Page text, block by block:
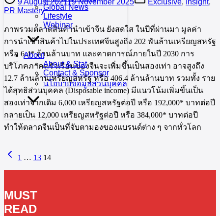
Global News
Lifestyle
Webinar
About
About & Stat
Contact & Sponsor
นโยบายข้อมูลส่วนบุคคล
PR Mastery
ภาพรวมตลาดสินค้านำเข้าจีน ยังสดใส ในปีที่ผ่านมา มูลค่า
การนำเข้าสินค้าไปในประเทศจีนสูงถึง 202 พันล้านเหรียญสหรัฐ
หรือ 6.4* ล้านล้านบาท และคาดการณ์ภายในปี 2030 การ
บริโภคภาคครัวเรือนของจีนจะเพิ่มขึ้นเป็นสองเท่า อาจสูงถึง
12.7 ล้านล้านเหรียญสหรัฐ หรือ 406.4 ล้านล้านบาท รวมทั้ง ราย
ได้สุทธิส่วนบุคคล (Disposable income) มีแนวโน้มเพิ่มขึ้นเป็น
สองเท่าจากเดิม 6,000 เหรียญสหรัฐต่อปี หรือ 192,000* บาทต่อปี
กลายเป็น 12,000 เหรียญสหรัฐต่อปี หรือ 384,000* บาทต่อปี
ทำให้ตลาดจีนเป็นที่จับตามองของแบรนด์ต่าง ๆ จากทั่วโลก
1 … 13 14
MUST
READ